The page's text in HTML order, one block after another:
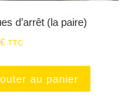
d’arrêt (la paire)
€ TTC
au panier